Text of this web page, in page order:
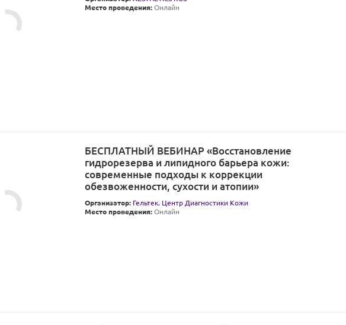
Место проведения: Онлайн
БЕСПЛАТНЫЙ ВЕБИНАР «Восстановление
гидрорезерва и липидного барьера кожи:
современные подходы к коррекции
обезвоженности, сухости и атопии»
Организатор: Гельтек. Центр Диагностики Кожи
Место проведения: Онлайн